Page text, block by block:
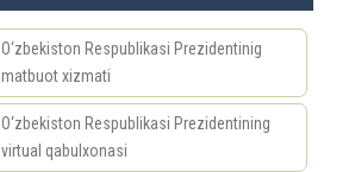
O‘zbekiston Respublikasi Prezidentinig
matbuot xizmati
O‘zbekiston Respublikasi Prezidentining
virtual qabulxonasi